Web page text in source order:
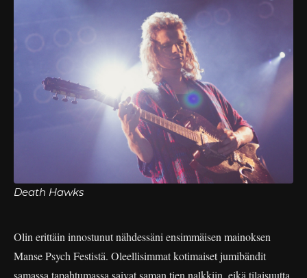
Death Hawks
Olin erittäin innostunut nähdessäni ensimmäisen mainoksen
Manse Psych Festistä. Oleellisimmat kotimaiset jumibändit
samassa tapahtumassa saivat saman tien nalkkiin, eikä tilaisuutta